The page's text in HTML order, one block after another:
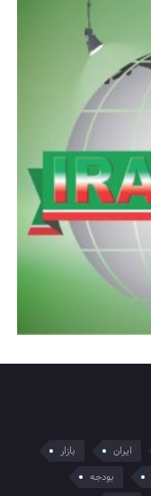
ایران
بازار
بودجه